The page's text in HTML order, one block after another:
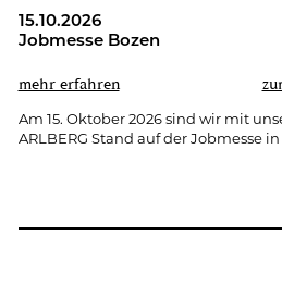
15.10.2026
Job­mes­se Bozen
mehr er­fah­ren
Am 15. Ok­to­ber 2026 sind wir mit
ARL­BERG Stand auf der Job­mes­se